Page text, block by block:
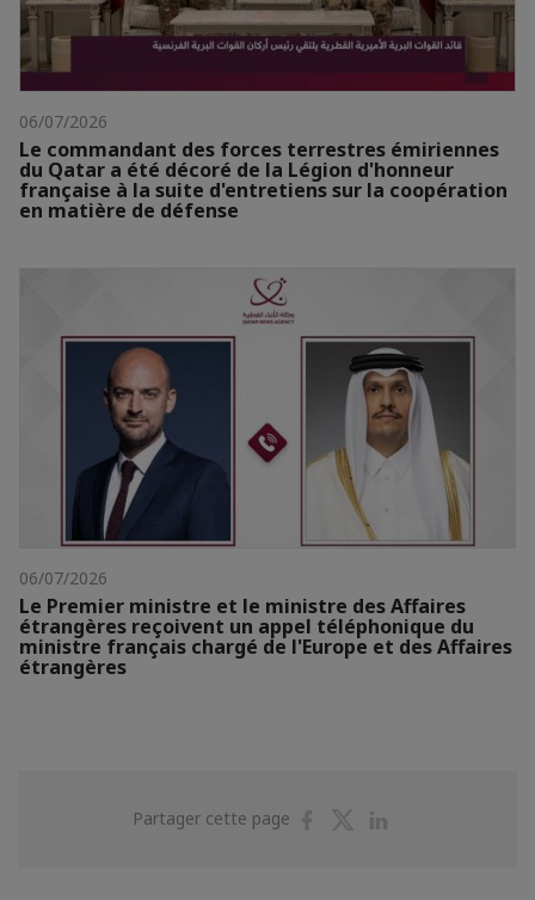
06/07/2026
Le commandant des forces terrestres émiriennes
du Qatar a été décoré de la Légion d'honneur
française à la suite d'entretiens sur la coopération
en matière de défense
06/07/2026
Le Premier ministre et le ministre des Affaires
étrangères reçoivent un appel téléphonique du
ministre français chargé de l'Europe et des Affaires
étrangères
Partager cette page
PartagerPartager